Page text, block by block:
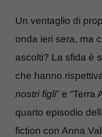
Un ventaglio di
onda ieri sera, ma
ascolti? La sfida è
che hanno
nostri figli” e “Terra
quarto episodio
fiction con Anna